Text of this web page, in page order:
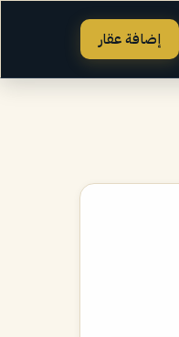
إضافة عقار